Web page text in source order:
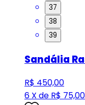
37
38
39
Sandália
R$ 450,00
6 X de R$ 75,00